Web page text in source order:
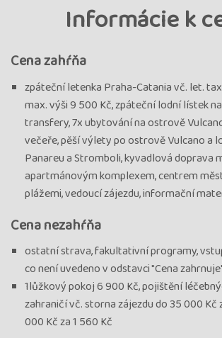
Informácie k
Cena zahŕňa
zpáteční letenka Praha-Catania vč. let.
max. výši 9 500 Kč, zpáteční lodní lístek
transfery, 7x ubytování na ostrově
večeře, pěší výlety po ostrově Vulcano a
Panareu a Stromboli, kyvadlová doprava
apartmánovým komplexem, centrem
plážemi, vedoucí zájezdu, informační
Cena nezahŕňa
ostatní strava, fakultativní programy,
co není uvedeno v odstavci "Cena
1lůžkový pokoj 6 900 Kč, pojištění
zahraničí vč. storna zájezdu do 35 000 Kč
000 Kč za 1 560 Kč